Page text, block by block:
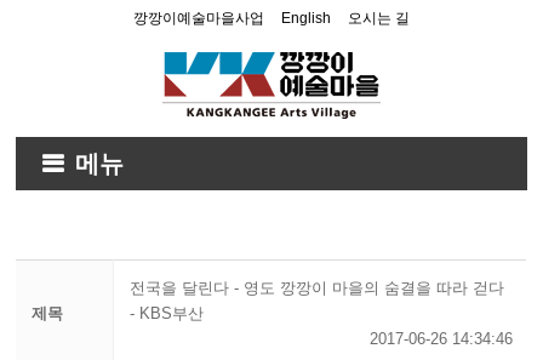
깡깡이예술마을사업 English 오시는 길
메뉴
제목
전국을 달린다 - 영도 깡깡이 마을의 숨결을 따라 걷다
- KBS부산
2017-06-26 14:34:46